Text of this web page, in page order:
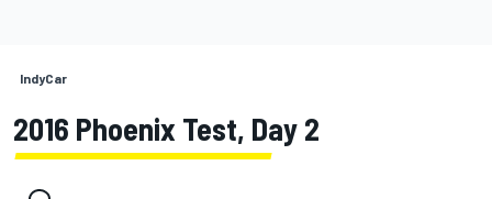
IndyCar
2016 Phoenix Test, Day 2